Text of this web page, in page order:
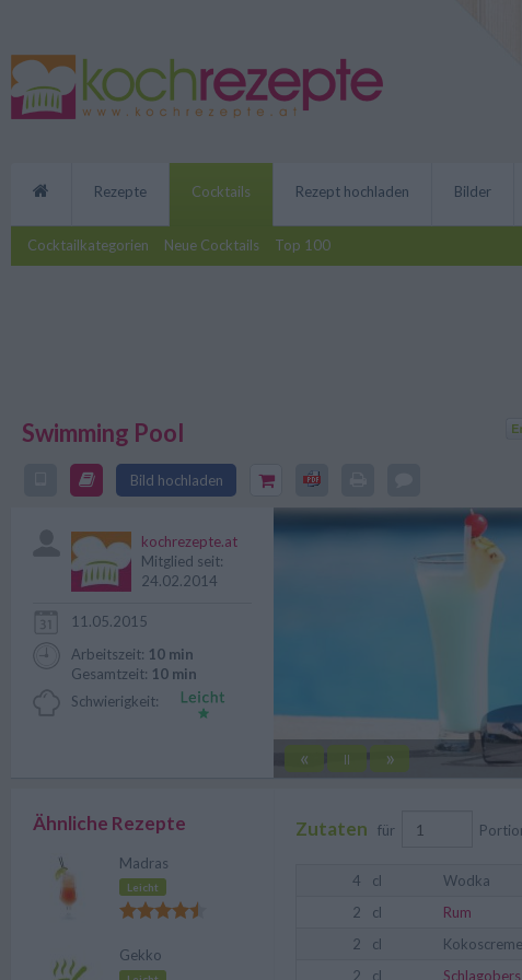
Rezepte Cocktails
Cocktailkategorien Neue Cocktails Top 100
Rezept hochladen Bilder
Swimming Pool
Bild hochladen
Sommerfesten und anderen Partys
Swimming Pool mit Blue Curacao.
« || »
kochrezepte.at
Mitglied seit:
24.02.2014
11.05.2015
Arbeitszeit: 10 min
Gesamtzeit: 10 min
Schwierigkeit:
Zutaten für
4 cl
Wodka
2
cl
Rum
2
cl
Kokoscreme
2
cl Schlagobers
Ähnliche Rezepte
Madras
Leicht
Gekko